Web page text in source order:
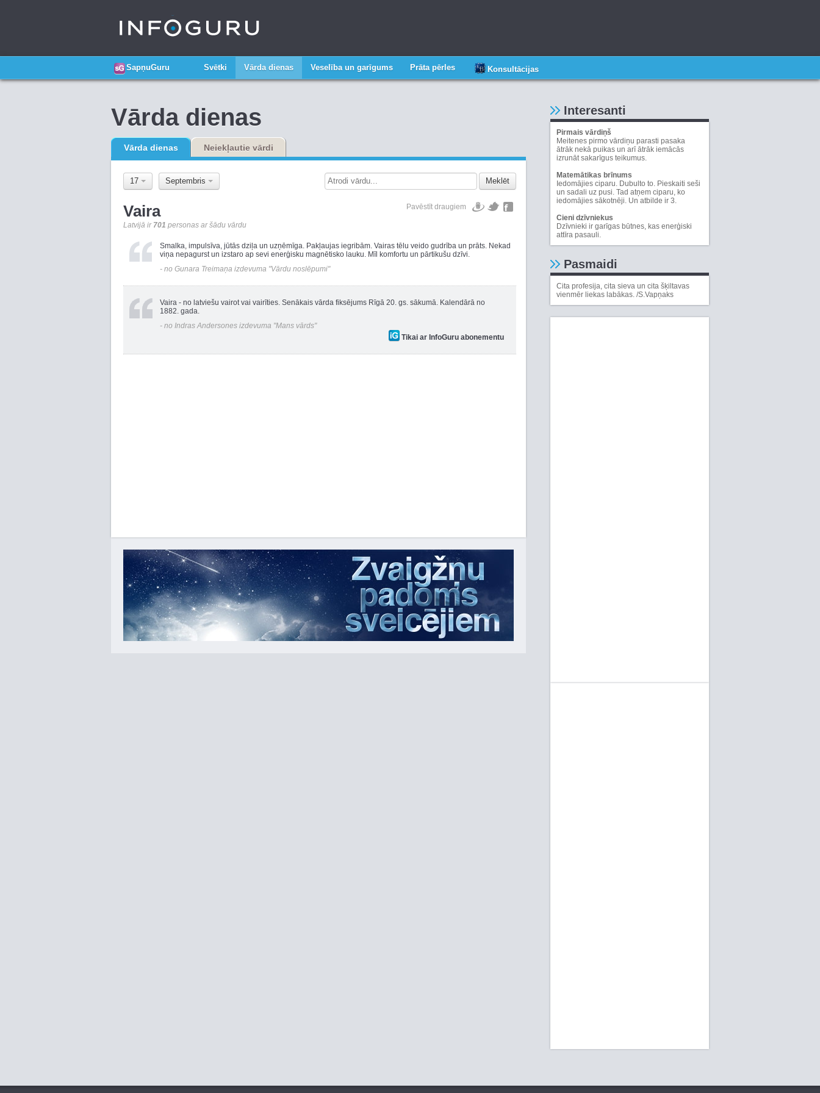
SapņuGuru Svētki Vārda dienas Veselība un garīgums Prāta pērles Konsultācijas
Vārda dienas
Vārda dienas Neiekļautie vārdi
17 Septembris Meklēt
Pavēstīt draugiem
Vaira
Latvijā ir 701 personas ar šādu vārdu
Smalka, impulsīva, jūtās dziļa un uzņēmīga. Pakļaujas iegribām. Vairas tēlu veido gudrība un prāts. Nekad
viņa nepagurst un izstaro ap sevi enerģisku magnētisko lauku. Mīl komfortu un pārtikušu dzīvi.
- no Gunara Treimaņa izdevuma "Vārdu noslēpumi"
Vaira - no latviešu vairot vai vairīties. Senākais vārda fiksējums Rīgā 20. gs. sākumā. Kalendārā no
1882. gada.
- no Indras Andersones izdevuma "Mans vārds"
Tikai ar InfoGuru abonementu
Interesanti
Pirmais vārdiņš
Meitenes pirmo vārdiņu parasti pasaka
ātrāk nekā puikas un arī ātrāk iemācās
izrunāt sakarīgus teikumus.
Matemātikas brīnums
Iedomājies ciparu. Dubulto to. Pieskaiti seši
un sadali uz pusi. Tad atņem ciparu, ko
iedomājies sākotnēji. Un atbilde ir 3.
Cieni dzīvniekus
Dzīvnieki ir garīgas būtnes, kas enerģiski
attīra pasauli.
Pasmaidi
Cita profesija, cita sieva un cita šķiltavas
vienmēr liekas labākas. /S.Vapņaks